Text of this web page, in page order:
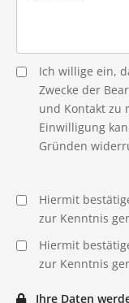
Ich willige ein,
Zwecke der
und Kontakt zu
Einwilligung
Gründen
Hiermit
zur Kenntnis
Hiermit
zur Kenntnis
Ihre Daten